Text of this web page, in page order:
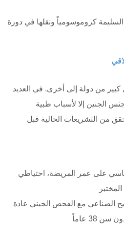
السليمة كروموسومياً ونقلها في دورة
من دولة إلى أخرى. في العديد
من التشريعات الحالية قبل
على عمر المريضة، احتياطي
الصناعي مع الفحص الجيني عادة